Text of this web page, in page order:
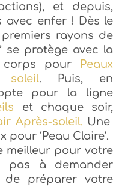
et depuis,
avec enfer ! Dès le
rayons de
se protège avec la
corps pour
Peaux
soleil. Puis, en
pour la ligne
et chaque soir,
Après-soleil. Une
‘Peau Claire’.
meilleur pour votre
pas à demander
de préparer votre